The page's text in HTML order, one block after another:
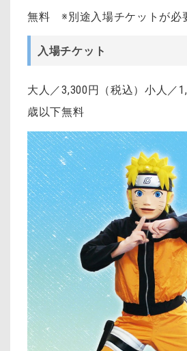
無料 ※別途入場チケットが必
入場チケット
大人／3,300円（税込）小人／
歳以下無料